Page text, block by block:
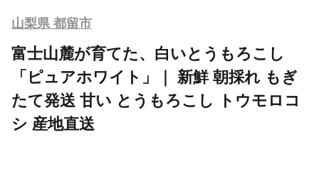
山梨県 都留市
富士山麓が育てた、白いとうもろこし
「ピュアホワイト」｜ 新鮮 朝採れ もぎ
たて発送 甘い とうもろこし トウモロコ
シ 産地直送